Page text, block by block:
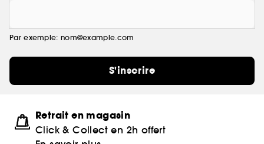
Par exemple: nom@example.com
S'inscrire
Retrait en magasin
Click & Collect en 2h offert